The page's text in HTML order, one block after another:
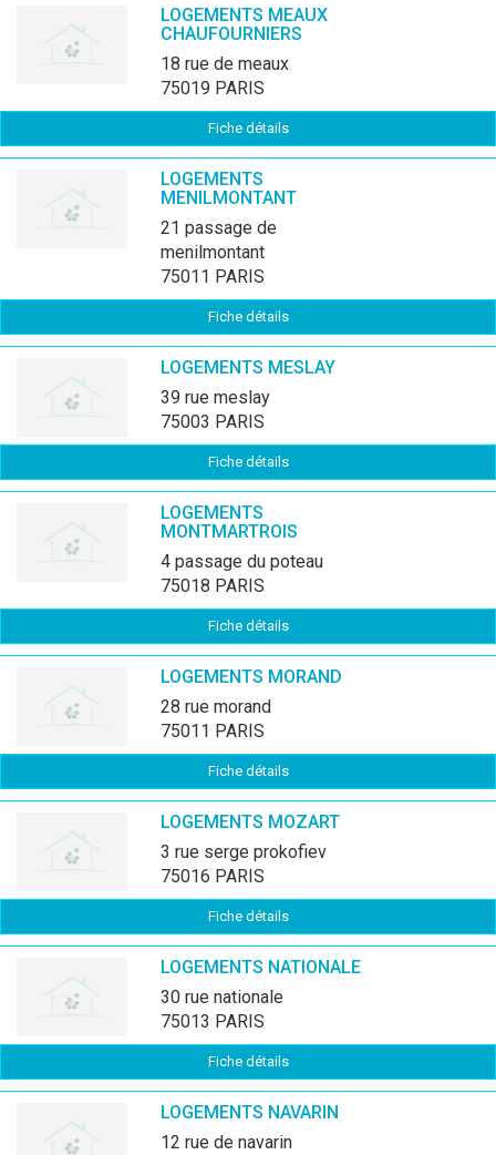
LOGEMENTS MEAUX
CHAUFOURNIERS
18 rue de meaux
75019 PARIS
Fiche détails
LOGEMENTS
MENILMONTANT
21 passage de
menilmontant
75011 PARIS
Fiche détails
LOGEMENTS MESLAY
39 rue meslay
75003 PARIS
Fiche détails
LOGEMENTS
MONTMARTROIS
4 passage du poteau
75018 PARIS
Fiche détails
LOGEMENTS MORAND
28 rue morand
75011 PARIS
Fiche détails
LOGEMENTS MOZART
3 rue serge prokofiev
75016 PARIS
Fiche détails
LOGEMENTS NATIONALE
30 rue nationale
75013 PARIS
Fiche détails
LOGEMENTS NAVARIN
12 rue de navarin